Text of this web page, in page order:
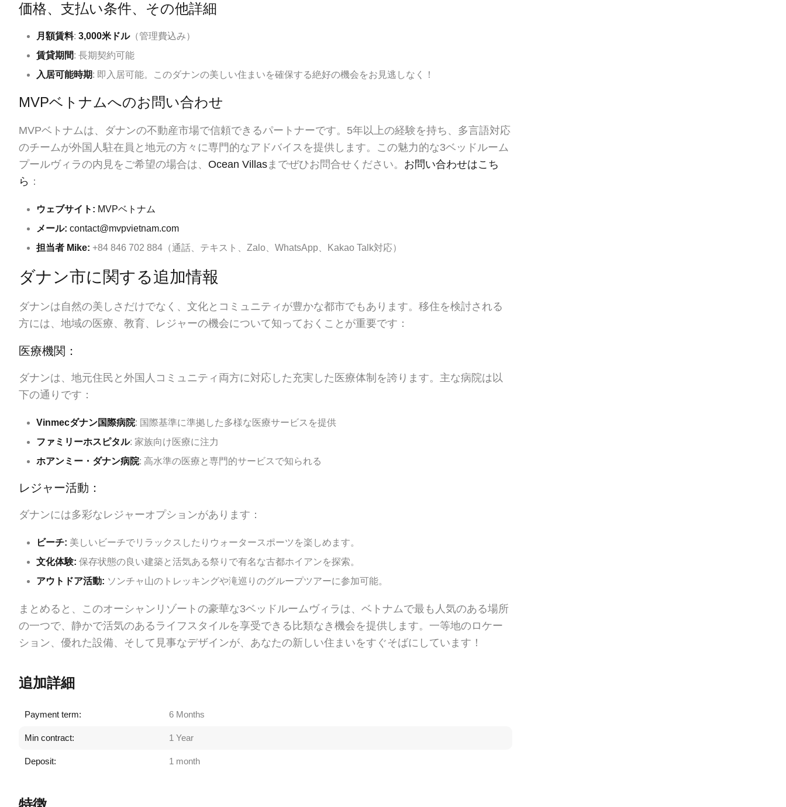
価格、支払い条件、その他詳細
月額賃料: 3,000米ドル（管理費込み）
賃貸期間: 長期契約可能
入居可能時期: 即入居可能。このダナンの美しい住まいを確保する絶好の機会をお見逃しなく！
MVPベトナムへのお問い合わせ
MVPベトナムは、ダナンの不動産市場で信頼できるパートナーです。5年以上の経験を持ち、多言語対応
のチームが外国人駐在員と地元の方々に専門的なアドバイスを提供します。この魅力的な3ベッドルーム
プールヴィラの内見をご希望の場合は、 Ocean Villasまでぜひお問合せください。 お問い合わせはこち
ら ：
ウェブサイト: MVPベトナム
メール: contact@mvpvietnam.com
担当者 Mike: +84 846 702 884（通話、テキスト、Zalo、WhatsApp、Kakao Talk対応）
ダナン市に関する追加情報
ダナンは自然の美しさだけでなく、文化とコミュニティが豊かな都市でもあります。移住を検討される
方には、地域の医療、教育、レジャーの機会について知っておくことが重要です：
医療機関：
ダナンは、地元住民と外国人コミュニティ両方に対応した充実した医療体制を誇ります。主な病院は以
下の通りです：
Vinmecダナン国際病院: 国際基準に準拠した多様な医療サービスを提供
ファミリーホスピタル: 家族向け医療に注力
ホアンミー・ダナン病院: 高水準の医療と専門的サービスで知られる
レジャー活動：
ダナンには多彩なレジャーオプションがあります：
ビーチ: 美しいビーチでリラックスしたりウォータースポーツを楽しめます。
文化体験: 保存状態の良い建築と活気ある祭りで有名な古都ホイアンを探索。
アウトドア活動: ソンチャ山のトレッキングや滝巡りのグループツアーに参加可能。
まとめると、このオーシャンリゾートの豪華な3ベッドルームヴィラは、ベトナムで最も人気のある場所
の一つで、静かで活気のあるライフスタイルを享受できる比類なき機会を提供します。一等地のロケー
ション、優れた設備、そして見事なデザインが、あなたの新しい住まいをすぐそばにしています！
追加詳細
Payment term: 6 Months
Min contract: 1 Year
Deposit: 1 month